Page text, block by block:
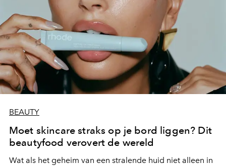
BEAUTY
Moet skincare straks op je bord liggen? Dit
beautyfood verovert de wereld
Wat als het geheim van een stralende huid niet alleen in